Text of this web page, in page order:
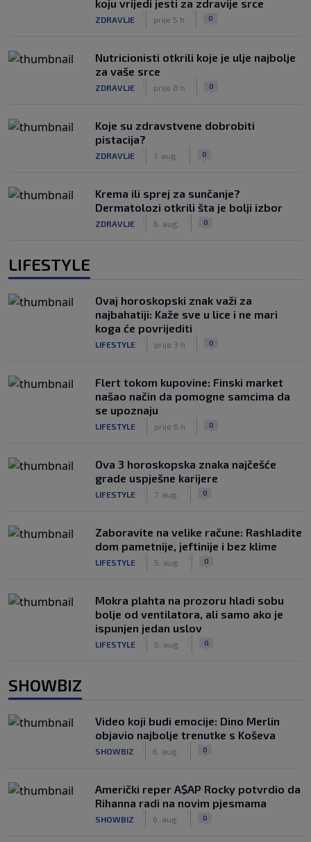
koju vrijedi jesti za zdravije srce
ZDRAVLJE prije 5 h 0
Nutricionisti otkrili koje je ulje najbolje
za vaše srce
ZDRAVLJE prije 8 h 0
Koje su zdravstvene dobrobiti
pistacija?
ZDRAVLJE 7. aug. 0
Krema ili sprej za sunčanje?
Dermatolozi otkrili šta je bolji izbor
ZDRAVLJE 6. aug. 0
LIFESTYLE
Ovaj horoskopski znak važi za
najbahatiji: Kaže sve u lice i ne mari
koga će povrijediti
LIFESTYLE prije 3 h 0
Flert tokom kupovine: Finski market
našao način da pomogne samcima da
se upoznaju
LIFESTYLE prije 6 h 0
Ova 3 horoskopska znaka najčešće
grade uspješne karijere
LIFESTYLE 7. aug. 0
Zaboravite na velike račune: Rashladite
dom pametnije, jeftinije i bez klime
LIFESTYLE 5. aug. 0
Mokra plahta na prozoru hladi sobu
bolje od ventilatora, ali samo ako je
ispunjen jedan uslov
LIFESTYLE 5. aug. 0
SHOWBIZ
Video koji budi emocije: Dino Merlin
objavio najbolje trenutke s Koševa
SHOWBIZ 6. aug. 0
Američki reper A$AP Rocky potvrdio da
Rihanna radi na novim pjesmama
SHOWBIZ 6. aug. 0